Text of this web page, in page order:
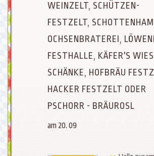
WEINZELT, SCHÜTZEN-
FESTZELT,
OCHSENBRATEREI,
FESTHALLE, KÄFER'S
SCHÄNKE, HOFBRÄU
HACKER FESTZELT ODER
PSCHORR - BRÄUROSL
am 20. 09